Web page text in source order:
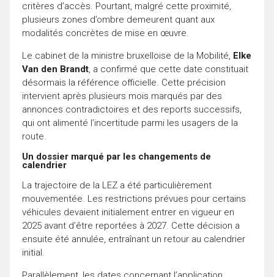
critères d’accès. Pourtant, malgré cette proximité,
plusieurs zones d’ombre demeurent quant aux
modalités concrètes de mise en œuvre.
Le cabinet de la ministre bruxelloise de la Mobilité, Elke
Van den Brandt, a confirmé que cette date constituait
désormais la référence officielle. Cette précision
intervient après plusieurs mois marqués par des
annonces contradictoires et des reports successifs,
qui ont alimenté l’incertitude parmi les usagers de la
route.
Un dossier marqué par les changements de
calendrier
La trajectoire de la LEZ a été particulièrement
mouvementée. Les restrictions prévues pour certains
véhicules devaient initialement entrer en vigueur en
2025 avant d’être reportées à 2027. Cette décision a
ensuite été annulée, entraînant un retour au calendrier
initial.